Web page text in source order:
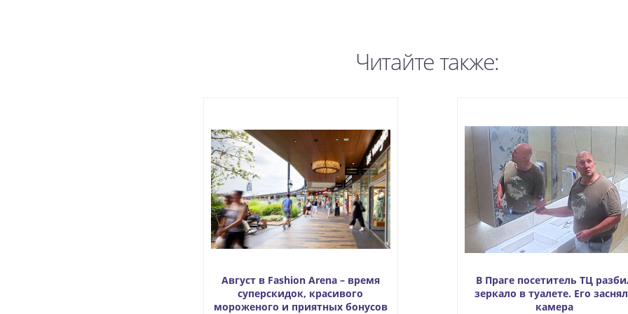
Читайте также:
Август в Fashion Arena – время
суперскидок, красивого
мороженого и приятных бонусов
В Праге посетитель ТЦ
зеркало в туалете. Его
камера